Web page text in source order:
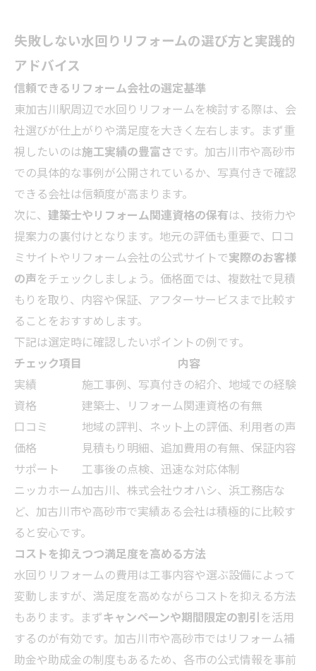
失敗しない水回りリフォームの選び方と実践的
アドバイス
信頼できるリフォーム会社の選定基準
東加古川駅周辺で水回りリフォームを検討する際は、会
社選びが仕上がりや満足度を大きく左右します。まず重
視したいのは施工実績の豊富さです。加古川市や高砂市
での具体的な事例が公開されているか、写真付きで確認
できる会社は信頼度が高まります。
次に、 建築士やリフォーム関連資格の保有は、技術力や
提案力の裏付けとなります。地元の評価も重要で、口コ
ミサイトやリフォーム会社の公式サイトで実際のお客様
の声をチェックしましょう。価格面では、複数社で見積
もりを取り、内容や保証、アフターサービスまで比較す
ることをおすすめします。
下記は選定時に確認したいポイントの例です。
チェック項目
内容
実績
施工事例、写真付きの紹介、地域での経験
資格
建築士、リフォーム関連資格の有無
口コミ
地域の評判、ネット上の評価、利用者の声
価格
見積もり明細、追加費用の有無、保証内容
サポート
工事後の点検、迅速な対応体制
ニッカホーム加古川、株式会社ウオハシ、浜工務店な
ど、加古川市や高砂市で実績ある会社は積極的に比較す
ると安心です。
コストを抑えつつ満足度を高める方法
水回りリフォームの費用は工事内容や選ぶ設備によって
変動しますが、満足度を高めながらコストを抑える方法
もあります。まずキャンペーンや期間限定の割引を活用
するのが有効です。加古川市や高砂市ではリフォーム補
助金や助成金の制度もあるため、各市の公式情報を事前